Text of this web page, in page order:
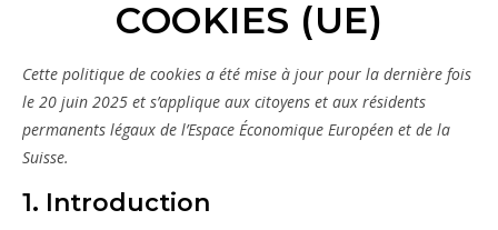
COOKIES (UE)
Cette politique de cookies a été mise à jour pour la dernière fois
le 20 juin 2025 et s’applique aux citoyens et aux résidents
permanents légaux de l’Espace Économique Européen et de la
Suisse.
1. Introduction